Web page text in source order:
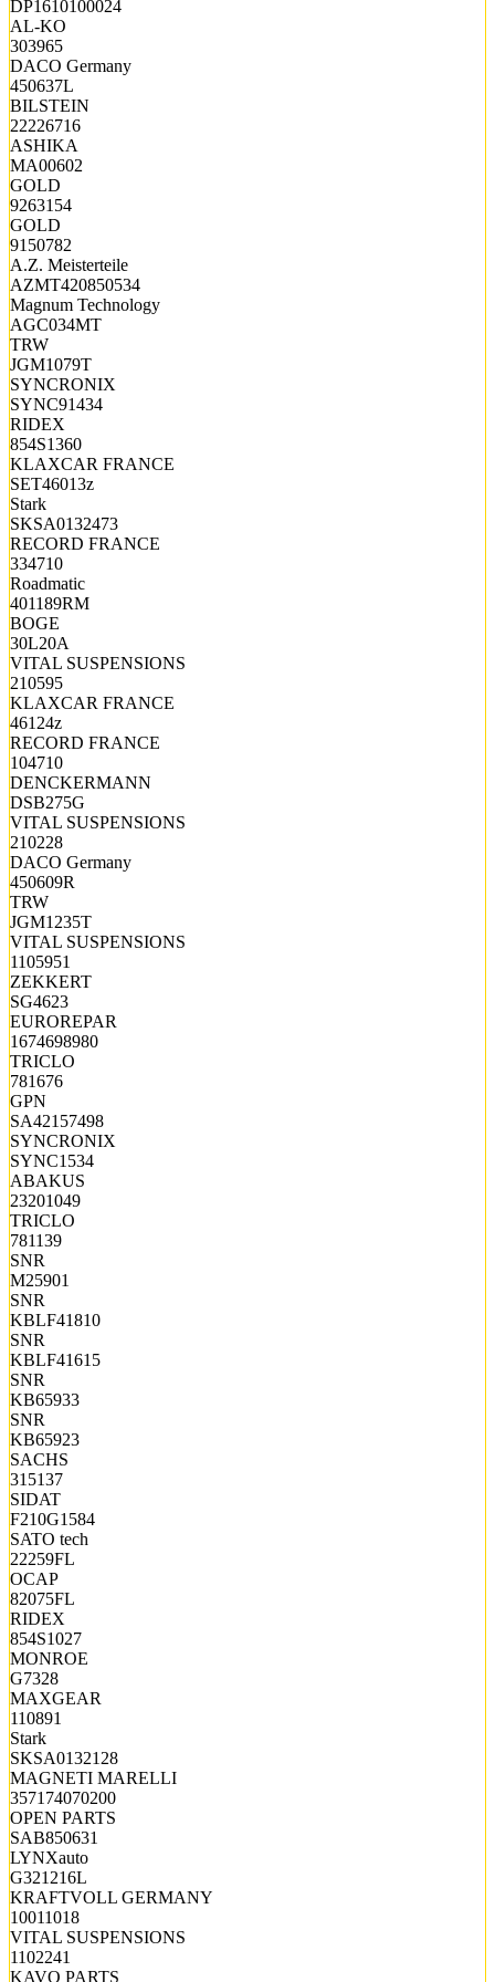
DP1610100024
AL-KO
303965
DACO Germany
450637L
BILSTEIN
22226716
ASHIKA
MA00602
GOLD
9263154
GOLD
9150782
A.Z. Meisterteile
AZMT420850534
Magnum Technology
AGC034MT
TRW
JGM1079T
SYNCRONIX
SYNC91434
RIDEX
854S1360
KLAXCAR FRANCE
SET46013z
Stark
SKSA0132473
RECORD FRANCE
334710
Roadmatic
401189RM
BOGE
30L20A
VITAL SUSPENSIONS
210595
KLAXCAR FRANCE
46124z
RECORD FRANCE
104710
DENCKERMANN
DSB275G
VITAL SUSPENSIONS
210228
DACO Germany
450609R
TRW
JGM1235T
VITAL SUSPENSIONS
1105951
ZEKKERT
SG4623
EUROREPAR
1674698980
TRICLO
781676
GPN
SA42157498
SYNCRONIX
SYNC1534
ABAKUS
23201049
TRICLO
781139
SNR
M25901
SNR
KBLF41810
SNR
KBLF41615
SNR
KB65933
SNR
KB65923
SACHS
315137
SIDAT
F210G1584
SATO tech
22259FL
OCAP
82075FL
RIDEX
854S1027
MONROE
G7328
MAXGEAR
110891
Stark
SKSA0132128
MAGNETI MARELLI
357174070200
OPEN PARTS
SAB850631
LYNXauto
G321216L
KRAFTVOLL GERMANY
10011018
VITAL SUSPENSIONS
1102241
KAVO PARTS